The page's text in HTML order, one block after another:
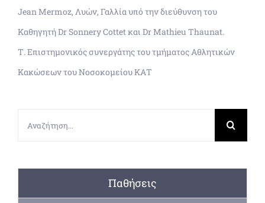
Jean Mermoz, Λυών, Γαλλία υπό την διεύθυνση του
Καθηγητή Dr Sonnery Cottet και Dr Mathieu Thaunat.
Τ. Επιστημονικός συνεργάτης του τμήματος Αθλητικών
Κακώσεων του Νοσοκομείου ΚΑΤ
Παθήσεις